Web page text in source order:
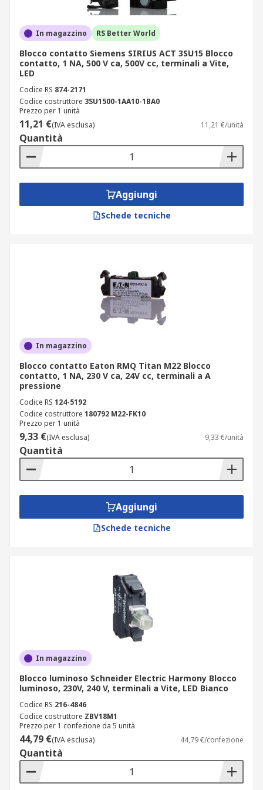
In magazzino RS Better World
Blocco contatto Siemens SIRIUS ACT 3SU15 Blocco
contatto, 1 NA, 500 V ca, 500V cc, terminali a Vite,
LED
Codice RS 874-2171
Codice costruttore 3SU1500-1AA10-1BA0
Prezzo per 1 unità
11,21 €(IVA esclusa) 11,21 €/unità
Quantità
Aggiungi
Schede tecniche
In magazzino
Blocco contatto Eaton RMQ Titan M22 Blocco
contatto, 1 NA, 230 V ca, 24V cc, terminali a A
pressione
Codice RS 124-5192
Codice costruttore 180792 M22-FK10
Prezzo per 1 unità
9,33 €(IVA esclusa) 9,33 €/unità
Quantità
Aggiungi
Schede tecniche
In magazzino
Blocco luminoso Schneider Electric Harmony Blocco
luminoso, 230V, 240 V, terminali a Vite, LED Bianco
Codice RS 216-4846
Codice costruttore ZBV18M1
Prezzo per 1 confezione da 5 unità
44,79 €(IVA esclusa) 44,79 €/confezione
Quantità